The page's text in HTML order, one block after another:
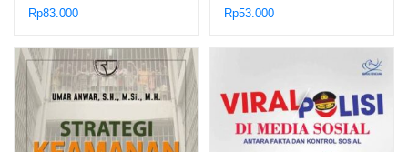
Tata Laksana, dan Solusi –
Rp83.000
Erianjoni, M.Si.
Rp53.000